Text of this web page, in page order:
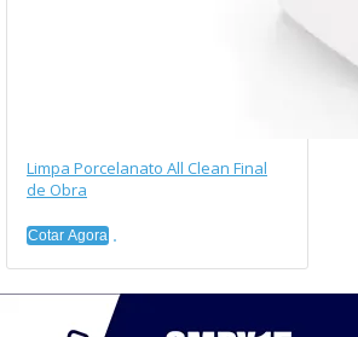
Limpa Porcelanato All Clean Final
de Obra
Cotar Agora